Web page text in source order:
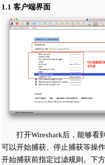
1.1 客户端界面
打开Wireshark后，能够看
可以开始捕获、停止捕获等操
开始捕获前指定过滤规则。下